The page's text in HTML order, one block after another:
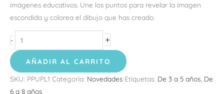
imágenes educativos. Une los puntos para revelar la imagen
escondida y colorea el dibujo que has creado.
- +
AÑADIR AL CARRITO
SKU: PPUPL1 Categoría: Novedades Etiquetas: De 3 a 5 años, De
6 a 8 años